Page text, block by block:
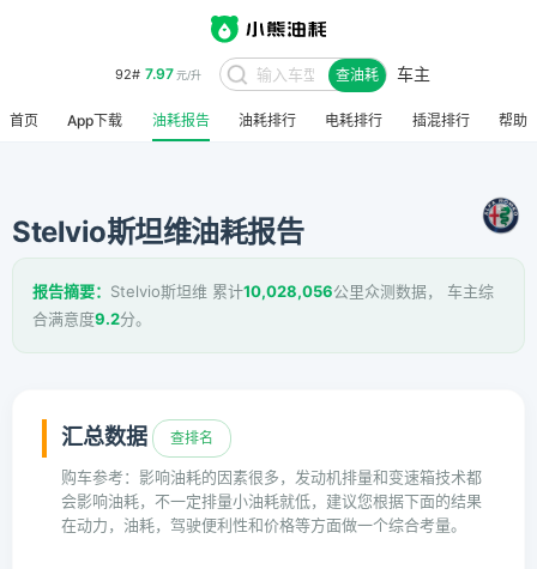
92# 7.97元/升 查油耗 车主
首页 App下载 油耗报告 油耗排行 电耗排行 插混排行 帮助
Stelvio斯坦维油耗报告
报告摘要： Stelvio斯坦维 累计10,028,056公里众测数据， 车主综
合满意度9.2分。
汇总数据 查排名
购车参考：影响油耗的因素很多，发动机排量和变速箱技术都
会影响油耗，不一定排量小油耗就低，建议您根据下面的结果
在动力，油耗，驾驶便利性和价格等方面做一个综合考量。